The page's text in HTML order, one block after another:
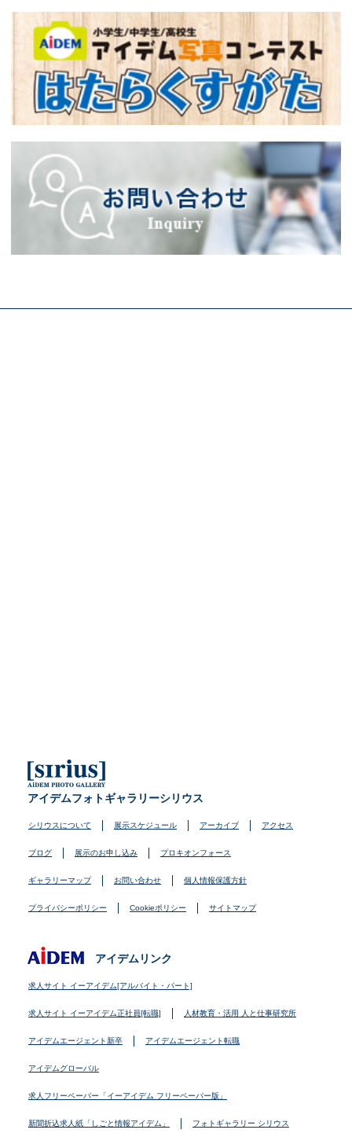
アイデムフォトギャラリーシリウス
シリウスについて 展示スケジュール アーカイブ アクセス
ブログ 展示のお申し込み プロキオンフォース
ギャラリーマップ お問い合わせ 個人情報保護方針
プライバシーポリシー Cookieポリシー サイトマップ
アイデムリンク
求人サイト イーアイデム[アルバイト・パート]
求人サイト イーアイデム正社員[転職] 人材教育・活用 人と仕事研究所
アイデムエージェント新卒 アイデムエージェント転職
アイデムグローバル
求人フリーペーパー「イーアイデム フリーペーパー版」
新聞折込求人紙「しごと情報アイデム」 フォトギャラリー シリウス